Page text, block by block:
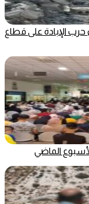
منذ بدء حرب الإبادة على قطاع